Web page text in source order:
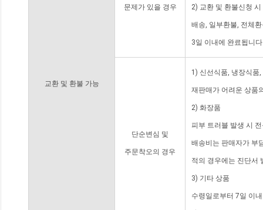
교환 및 환불 가능
문제가 있을 경우 2) 교환 및 환불신청
배송, 일부환불, 전체
3일 이내에 완료됩니
단순변심 및
주문착오의 경우
1) 신선식품, 냉장식품
재판매가 어려운 상품
2) 화장품
피부 트러블 발생 시
배송비는 판매자가 부
적의 경우에는 진단서
3) 기타 상품
수령일로부터 7일 이